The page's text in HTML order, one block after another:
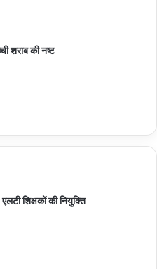
शराब की नष्ट
शिक्षकों की नियुक्ति